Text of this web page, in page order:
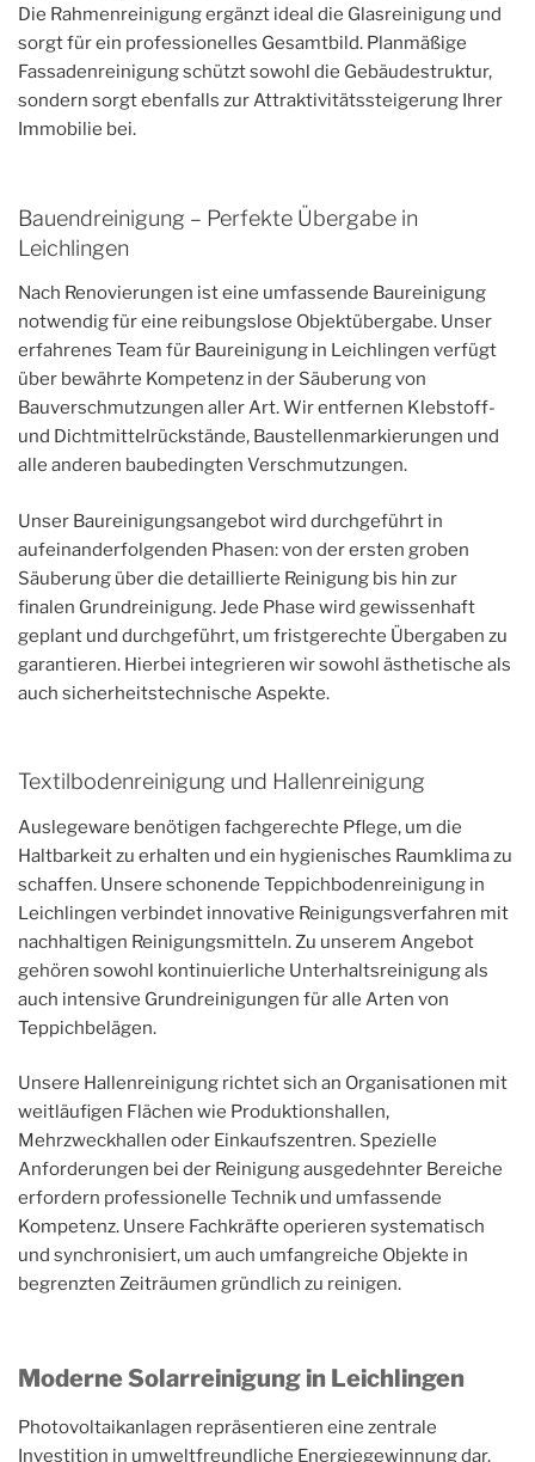
Die Rahmenreinigung ergänzt ideal die Glasreinigung und
sorgt für ein professionelles Gesamtbild. Planmäßige
Fassadenreinigung schützt sowohl die Gebäudestruktur,
sondern sorgt ebenfalls zur Attraktivitätssteigerung Ihrer
Immobilie bei.
Bauendreinigung – Perfekte Übergabe in
Leichlingen
Nach Renovierungen ist eine umfassende Baureinigung
notwendig für eine reibungslose Objektübergabe. Unser
erfahrenes Team für Baureinigung in Leichlingen verfügt
über bewährte Kompetenz in der Säuberung von
Bauverschmutzungen aller Art. Wir entfernen Klebstoff-
und Dichtmittelrückstände, Baustellenmarkierungen und
alle anderen baubedingten Verschmutzungen.
Unser Baureinigungsangebot wird durchgeführt in
aufeinanderfolgenden Phasen: von der ersten groben
Säuberung über die detaillierte Reinigung bis hin zur
finalen Grundreinigung. Jede Phase wird gewissenhaft
geplant und durchgeführt, um fristgerechte Übergaben zu
garantieren. Hierbei integrieren wir sowohl ästhetische als
auch sicherheitstechnische Aspekte.
Textilbodenreinigung und Hallenreinigung
Auslegeware benötigen fachgerechte Pflege, um die
Haltbarkeit zu erhalten und ein hygienisches Raumklima zu
schaffen. Unsere schonende Teppichbodenreinigung in
Leichlingen verbindet innovative Reinigungsverfahren mit
nachhaltigen Reinigungsmitteln. Zu unserem Angebot
gehören sowohl kontinuierliche Unterhaltsreinigung als
auch intensive Grundreinigungen für alle Arten von
Teppichbelägen.
Unsere Hallenreinigung richtet sich an Organisationen mit
weitläufigen Flächen wie Produktionshallen,
Mehrzweckhallen oder Einkaufszentren. Spezielle
Anforderungen bei der Reinigung ausgedehnter Bereiche
erfordern professionelle Technik und umfassende
Kompetenz. Unsere Fachkräfte operieren systematisch
und synchronisiert, um auch umfangreiche Objekte in
begrenzten Zeiträumen gründlich zu reinigen.
Moderne Solarreinigung in Leichlingen
Photovoltaikanlagen repräsentieren eine zentrale
Investition in umweltfreundliche Energiegewinnung dar.